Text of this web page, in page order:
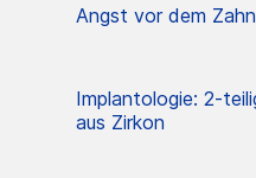
Angst vor dem
Implantologie: 2-
aus Zirkon